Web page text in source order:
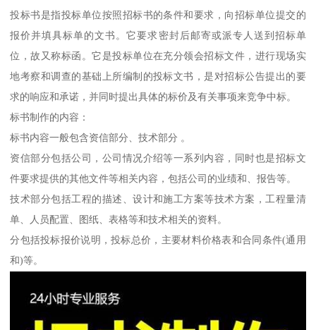
投标书是指投标单位按照招标书的条件和要求，向招标单位提交的
报价并填具标单的文书。它要求密封后邮寄或派专人送到招标单
位，故又称标函。它是投标单位在充分领会招标文件，进行现场实
地考察和调查的基础上所编制的投标文书，是对招标公告提出的要
求的响应和承诺，并同时提出具体的标价及有关事项来竞争中标。
标书制作的内容：
标书内容一般包含资信部分、技术部分 。
资信部分包括公司，公司情况介绍等一系列内容，同时也是招标文
件要求提供的其他文件等相关内容，包括公司的业绩和、报告等。
技术部分包括工程的描述、设计和施工方案等技术方案，工程量清
单、人员配置、图纸、表格等和技术相关的资料。
分包括投标报价说明，投标总价，主要材料价格表和合同条件(通用
和)等。